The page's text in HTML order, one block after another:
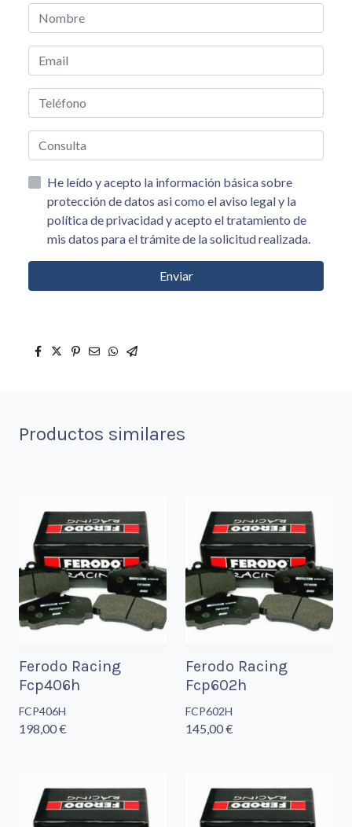
He leído y acepto la información básica sobre
protección de datos asi como el aviso legal y la
política de privacidad y acepto el tratamiento de
mis datos para el trámite de la solicitud realizada.
Enviar
Productos similares
Ferodo Racing
Fcp406h
FCP406H
198,00 €
Ferodo Racing
Fcp602h
FCP602H
145,00 €